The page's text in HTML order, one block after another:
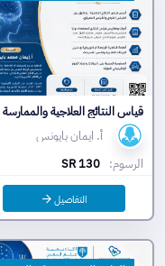
أ. ايمان بايونس
الرسوم: SR 130
التفاصيل